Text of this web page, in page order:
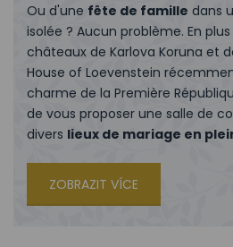
Ou d'une fête de famille dans
isolée ? Aucun problème. En
châteaux de Karlova Koruna et
House of Loevenstein
charme de la Première
de vous proposer une salle de
divers lieux de mariage en
ZOBRAZIT VÍCE